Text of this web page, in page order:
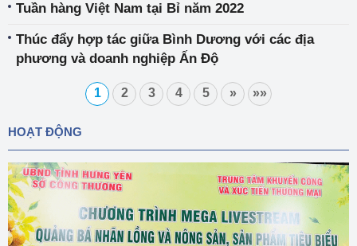
Tuần hàng Việt Nam tại Bỉ năm 2022
Thúc đẩy hợp tác giữa Bình Dương với các địa
phương và doanh nghiệp Ấn Độ
1 2 3 4 5 » »»
HOẠT ĐỘNG